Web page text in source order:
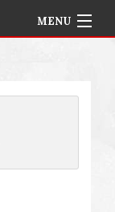
MENU